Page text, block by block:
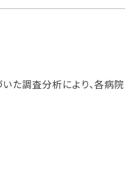
た調査分析により、各病